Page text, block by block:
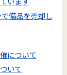
備品を売却し
について
いて